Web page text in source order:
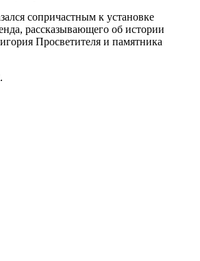
сопричастным к установке
рассказывающего об истории
Просветителя и памятника